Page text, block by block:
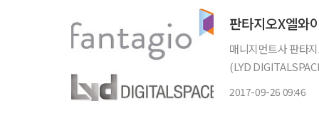
판타지오X엘와
매니지먼트사 판타
(LYD DIGITALSPACE)가 업무 교류
2017-09-26 09:46